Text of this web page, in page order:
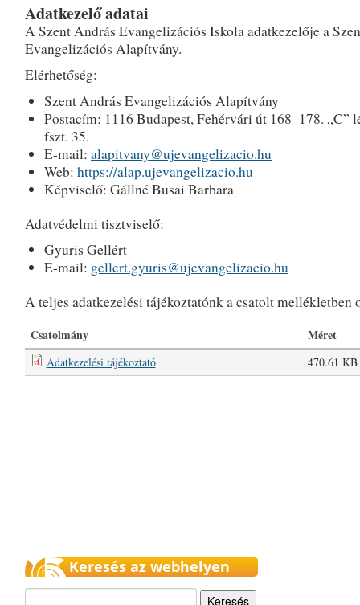
Adatkezelő adatai
A Szent András Evangelizációs Iskola adatkezelője a
Evangelizációs Alapítvány.
Elérhetőség:
Szent András Evangelizációs Alapítvány
Postacím: 1116 Budapest, Fehérvári út 168–178. „C”
fszt. 35.
E-mail: alapitvany@ujevangelizacio.hu
Web: https://alap.ujevangelizacio.hu
Képviselő: Gállné Busai Barbara
Adatvédelmi tisztviselő:
Gyuris Gellért
E-mail: gellert.gyuris@ujevangelizacio.hu
A teljes adatkezelési tájékoztatónk a csatolt mellékletben
Csatolmány Méret
Adatkezelési tájékoztató 470.61 KB
Keresés az webhelyen